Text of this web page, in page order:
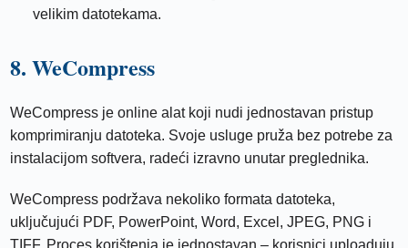
velikim datotekama.
8. WeCompress
WeCompress je online alat koji nudi jednostavan pristup
komprimiranju datoteka. Svoje usluge pruža bez potrebe za
instalacijom softvera, radeći izravno unutar preglednika.
WeCompress podržava nekoliko formata datoteka,
uključujući PDF, PowerPoint, Word, Excel, JPEG, PNG i
TIFF. Proces korištenja je jednostavan – korisnici uploaduju